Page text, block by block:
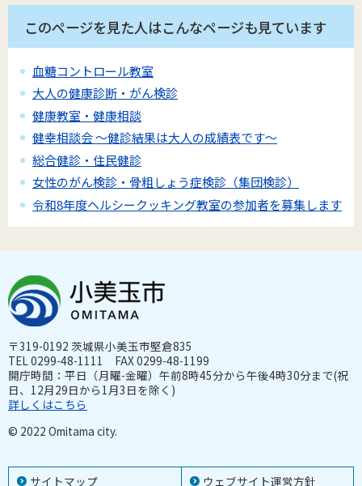
このページを見た人はこんなページも見ています
血糖コントロール教室
大人の健康診断・がん検診
健康教室・健康相談
健幸相談会 ～健診結果は大人の成績表です～
総合健診・住民健診
女性のがん検診・骨粗しょう症検診（集団検診）
令和8年度ヘルシークッキング教室の参加者を募集します
サイトマップ ウェブサイト運営方針
〒319-0192 茨城県小美玉市堅倉835
TEL 0299-48-1111 FAX 0299-48-1199
開庁時間：平日（月曜-金曜）午前8時45分から午後4時30分まで(祝
日、12月29日から1月3日を除く)
詳しくはこちら
© 2022 Omitama city.